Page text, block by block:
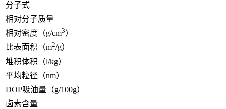
分子式
相对分子质量
相对密度（g/cm3）
比表面积（m2/g）
堆积体积（l/kg）
平均粒径（nm）
DOP吸油量（g/100g）
卤素含量